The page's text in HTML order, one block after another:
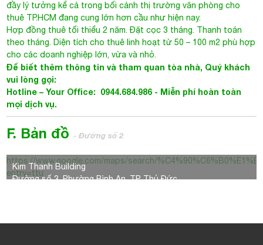
đầy lý tưởng kể cả trong bối cảnh thị trường văn phòng cho
thuê TP.HCM đang cung lớn hơn cầu như hiện nay.
Hợp đồng thuê tối thiểu 2 năm. Đặt cọc 3 tháng. Thanh toán
theo tháng. Diện tích cho thuê linh hoạt từ 50 – 100 m2 phù hợp
cho các doanh nghiệp lớn, vừa và nhỏ.
Để biết thêm thông tin và tham quan tòa nhà, Quý khách
vui lòng gọi:
Hotline – Your Office: 0944.684.986 - Miễn phí hoàn toàn
mọi dịch vụ.
F. Bản đồ- Đường số 2
Kim Thanh Building
Đường số 3, Phường Bình An, TP Thủ Đức
https://www.google.com/maps/search/
entry=ttu